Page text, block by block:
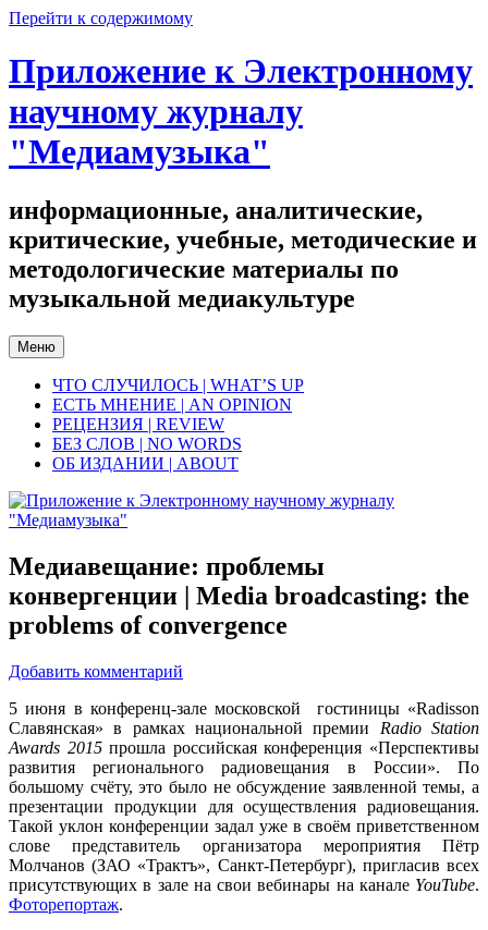
Перейти к содержимому
Приложение к Электронному
научному журналу
"Медиамузыка"
информационные, аналитические,
критические, учебные, методические и
методологические материалы по
музыкальной медиакультуре
Меню
ЧТО СЛУЧИЛОСЬ | WHAT’S UP
ЕСТЬ МНЕНИЕ | AN OPINION
РЕЦЕНЗИЯ | REVIEW
БЕЗ СЛОВ | NO WORDS
ОБ ИЗДАНИИ | ABOUT
Медиавещание: проблемы
конвергенции | Media broadcasting: the
problems of convergence
Добавить комментарий
5 июня в конференц-зале московской гостиницы «Radisson
Славянская» в рамках национальной премии Radio Station
Awards 2015прошла российская конференция «Перспективы
развития регионального радиовещания в России». По
большому счёту, это было не обсуждение заявленной темы, а
презентации продукции для осуществления радиовещания.
Такой уклон конференции задал уже в своём приветственном
слове представитель организатора мероприятия Пётр
Молчанов (ЗАО «Трактъ», Санкт-Петербург), пригласив всех
присутствующих в зале на свои вебинары на канале YouTube.
Фоторепортаж.